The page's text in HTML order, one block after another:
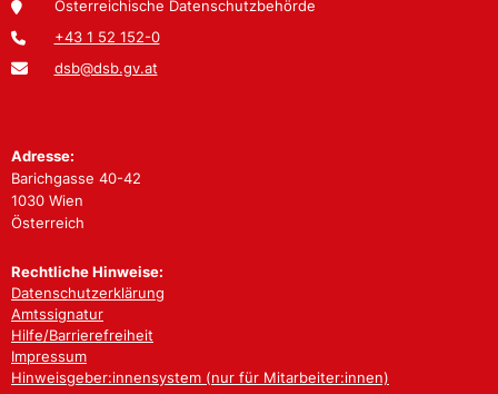
Österreichische Datenschutzbehörde
+43 1 52 152-0
dsb@dsb.gv.at
Adresse:
Barichgasse 40-42
1030 Wien
Österreich
Rechtliche Hinweise:
Datenschutzerklärung
Amtssignatur
Hilfe/Barrierefreiheit
Impressum
Hinweisgeber:innensystem (nur für Mitarbeiter:innen)